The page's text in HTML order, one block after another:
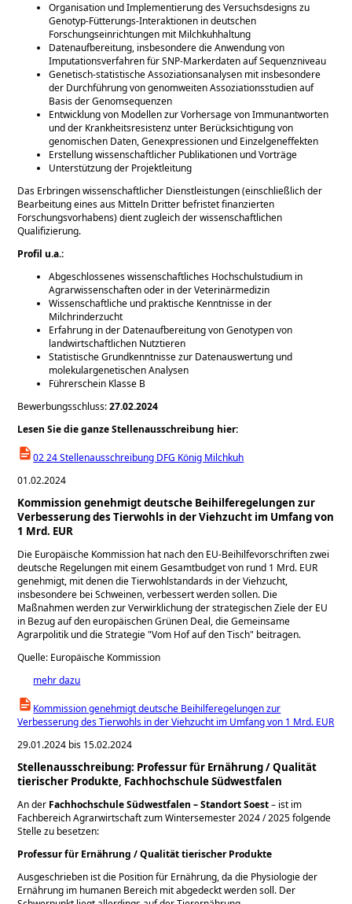
Organisation und Implementierung des Versuchsdesigns zu
Genotyp-Fütterungs-Interaktionen in deutschen
Forschungseinrichtungen mit Milchkuhhaltung
Datenaufbereitung, insbesondere die Anwendung von
Imputationsverfahren für SNP-Markerdaten auf Sequenzniveau
Genetisch-statistische Assoziationsanalysen mit insbesondere
der Durchführung von genomweiten Assoziationsstudien auf
Basis der Genomsequenzen
Entwicklung von Modellen zur Vorhersage von Immunantworten
und der Krankheitsresistenz unter Berücksichtigung von
genomischen Daten, Genexpressionen und Einzelgeneffekten
Erstellung wissenschaftlicher Publikationen und Vorträge
Unterstützung der Projektleitung
Das Erbringen wissenschaftlicher Dienstleistungen (einschließlich der
Bearbeitung eines aus Mitteln Dritter befristet finanzierten
Forschungsvorhabens) dient zugleich der wissenschaftlichen
Qualifizierung.
Profil u.a.:
Abgeschlossenes wissenschaftliches Hochschulstudium in
Agrarwissenschaften oder in der Veterinärmedizin
Wissenschaftliche und praktische Kenntnisse in der
Milchrinderzucht
Erfahrung in der Datenaufbereitung von Genotypen von
landwirtschaftlichen Nutztieren
Statistische Grundkenntnisse zur Datenauswertung und
molekulargenetischen Analysen
Führerschein Klasse B
Bewerbungsschluss:27.02.2024
Lesen Sie die ganze Stellenausschreibung hier:
02 24 Stellenausschreibung DFG König Milchkuh
01.02.2024
Kommission genehmigt deutsche Beihilferegelungen zur
Verbesserung des Tierwohls in der Viehzucht im Umfang von
1 Mrd. EUR
Die Europäische Kommission hat nach den EU-Beihilfevorschriften zwei
deutsche Regelungen mit einem Gesamtbudget von rund 1 Mrd. EUR
genehmigt, mit denen die Tierwohlstandards in der Viehzucht,
insbesondere bei Schweinen, verbessert werden sollen. Die
Maßnahmen werden zur Verwirklichung der strategischen Ziele der EU
in Bezug auf den europäischen Grünen Deal, die Gemeinsame
Agrarpolitik und die Strategie Vom Hof auf den Tisch beitragen.
Quelle: Europäische Kommission
mehr dazu
Kommission genehmigt deutsche Beihilferegelungen zur
Verbesserung des Tierwohls in der Viehzucht im Umfang von 1 Mrd. EUR
29.01.2024 bis 15.02.2024
Stellenausschreibung: Professur für Ernährung / Qualität
tierischer Produkte, Fachhochschule Südwestfalen
An der Fachhochschule Südwestfalen – Standort Soest– ist im
Fachbereich Agrarwirtschaft zum Wintersemester 2024 / 2025 folgende
Stelle zu besetzen:
Professur für Ernährung / Qualität tierischer Produkte
Ausgeschrieben ist die Position für Ernährung, da die Physiologie der
Ernährung im humanen Bereich mit abgedeckt werden soll. Der